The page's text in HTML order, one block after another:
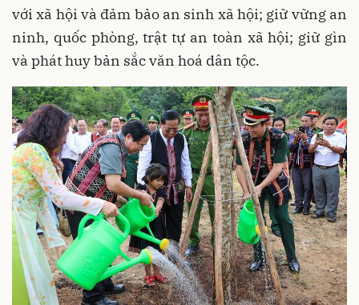
với xã hội và đảm bảo an sinh xã hội; giữ vững an
ninh, quốc phòng, trật tự an toàn xã hội; giữ gìn
và phát huy bản sắc văn hoá dân tộc.